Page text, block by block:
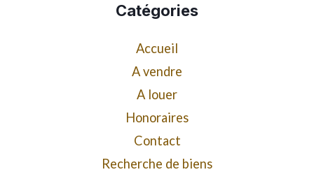
Catégories
Accueil
A vendre
A louer
Honoraires
Contact
Recherche de biens